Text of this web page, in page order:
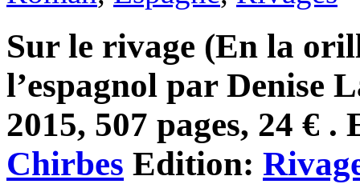
Sur le rivage (En la
l’espagnol par Denise
2015, 507 pages, 24 €
Chirbes Edition: